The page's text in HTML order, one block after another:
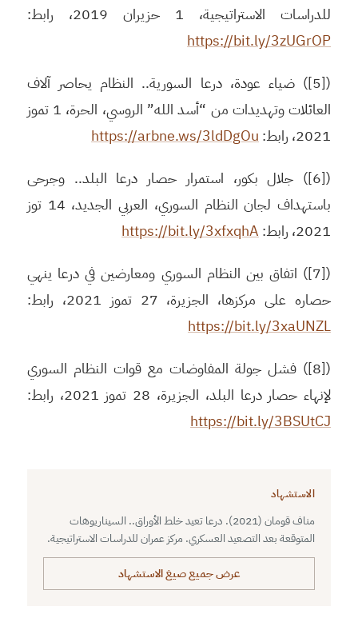
للدراسات الاستراتيجية، 1 حزيران 2019، رابط:
https://bit.ly/3zUGrOP
([5]) ضياء عودة، درعا السورية.. النظام يحاصر آلاف
العائلات وتهديدات من “أسد الله” الروسي، الحرة، 1 تموز
2021، رابط:
https://arbne.ws/3ldDgOu
([6]) جلال بكور، استمرار حصار درعا البلد.. وجرحى
باستهداف لجان النظام السوري، العربي الجديد، 14 توز
2021، رابط:
https://bit.ly/3xfxqhA
([7]) اتفاق بين النظام السوري ومعارضين في درعا ينهي
حصاره على مركزها، الجزيرة، 27 تموز 2021، رابط:
https://bit.ly/3xaUNZL
([8]) فشل جولة المفاوضات مع قوات النظام السوري
لإنهاء حصار درعا البلد، الجزيرة، 28 تموز 2021، رابط:
https://bit.ly/3BSUtCJ
الاستشهاد
مناف قومان (2021). درعا تعيد خلط الأوراق.. السيناريوهات
المتوقعة بعد التصعيد العسكري. مركز عمران للدراسات الاستراتيجية.
عرض جميع صيغ الاستشهاد